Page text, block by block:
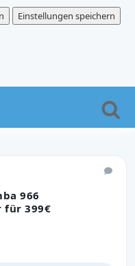
Einstellungen speichern
966
für 399€